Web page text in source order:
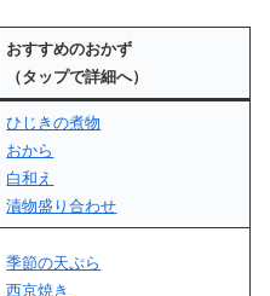
おすすめのおかず
（タップで詳細へ）
ひじきの煮物
おから
白和え
漬物盛り合わせ
季節の天ぷら
西京焼き